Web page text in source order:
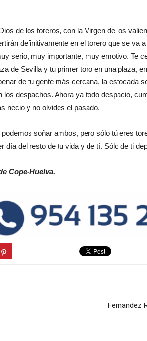
de los toreros, con la Virgen de los
definitivamente en el torero que se va
serio, muy importante, muy emotivo. Te
de Sevilla y tu primer toro en una plaza,
de tu gente más cercana, la estocada
despachos. Ahora ya todo despacio,
necio y no olvides el pasado.
soñar ambos, pero sólo tú eres
del resto de tu vida y de tí. Sólo de ti
Cope-Huelva.
Fernández